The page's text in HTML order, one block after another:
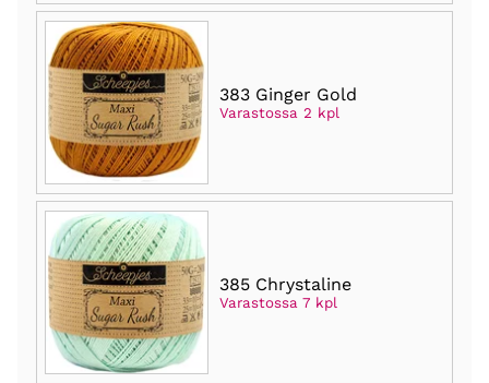
383 Ginger Gold
Varastossa 2 kpl
385 Chrystaline
Varastossa 7 kpl